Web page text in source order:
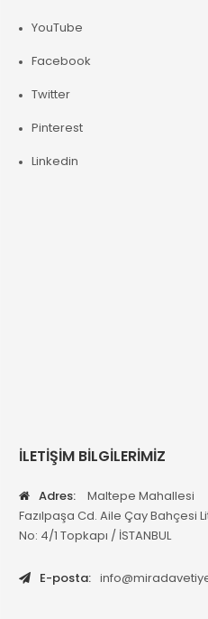
YouTube
Facebook
Twitter
Pinterest
Linkedin
İLETİŞİM BİLGİLERİMİZ
Adres:
Maltepe Mahallesi
Fazılpaşa Cd. Aile Çay Bahçesi
No: 4/1 Topkapı / İSTANBUL
E-posta: